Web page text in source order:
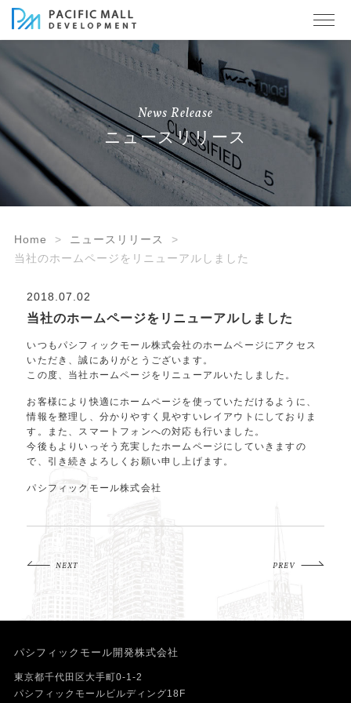
News Release
ニュースリリース
Home
ニュースリリース
当社のホームページをリニューアルしました
2018.07.02
当社のホームページをリニューアルしました
いつもパシフィックモール株式会社のホームページにアクセス
いただき、誠にありがとうございます。
この度、当社ホームページをリニューアルいたしました。
お客様により快適にホームページを使っていただけるように、
情報を整理し、分かりやすく見やすいレイアウトにしておりま
す。また、スマートフォンへの対応も行いました。
今後もよりいっそう充実したホームページにしていきますの
で、引き続きよろしくお願い申し上げます。
パシフィックモール株式会社
NEXT PREV
パシフィックモール開発株式会社
東京都千代田区大手町0-1-2
パシフィックモールビルディング18F